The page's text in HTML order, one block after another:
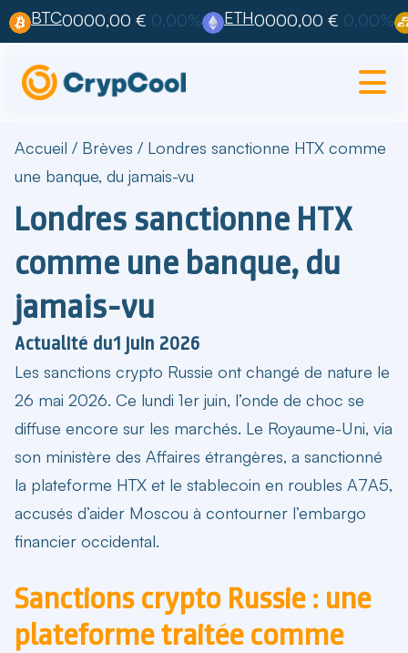
BTC0000,00 € 0,00% ETH0000,00 € 0,00%
Accueil / Brèves / Londres sanctionne HTX comme
une banque, du jamais-vu
Londres sanctionne HTX
comme une banque, du
jamais-vu
Actualité du1 juin 2026
Les sanctions crypto Russie ont changé de nature le
26 mai 2026. Ce lundi 1er juin, l’onde de choc se
diffuse encore sur les marchés. Le Royaume-Uni, via
son ministère des Affaires étrangères, a sanctionné
la plateforme HTX et le stablecoin en roubles A7A5,
accusés d’aider Moscou à contourner l’embargo
financier occidental.
Sanctions crypto Russie : une
plateforme traitée comme